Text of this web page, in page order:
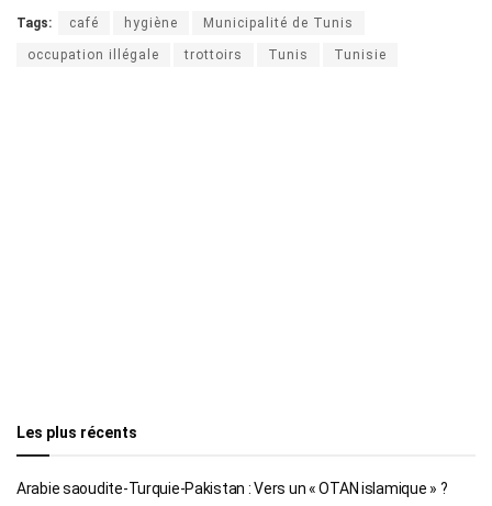
Tags: café hygiène Municipalité de Tunis
occupation illégale trottoirs Tunis Tunisie
Les plus récents
Arabie saoudite-Turquie-Pakistan : Vers un « OTAN islamique » ?